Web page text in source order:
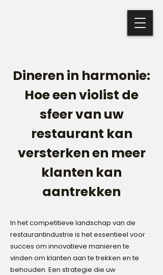
Dineren in harmonie:
Hoe een violist de
sfeer van uw
restaurant kan
versterken en meer
klanten kan
aantrekken
In het competitieve landschap van de
restaurantindustrie is het essentieel voor
succes om innovatieve manieren te
vinden om klanten aan te trekken en te
behouden. Een strategie die uw